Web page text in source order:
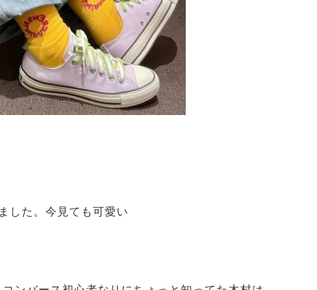
した。今見ても可愛い